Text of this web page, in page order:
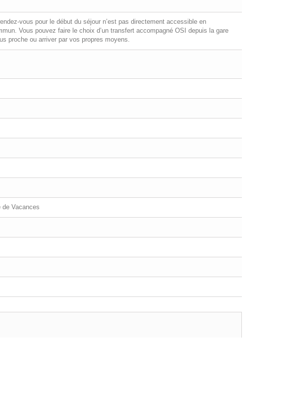
vous pour le début du séjour n’est pas directement accessible en
Vous pouvez faire le choix d’un transfert accompagné OSI depuis la gare
proche ou arriver par vos propres moyens.
de Vacances